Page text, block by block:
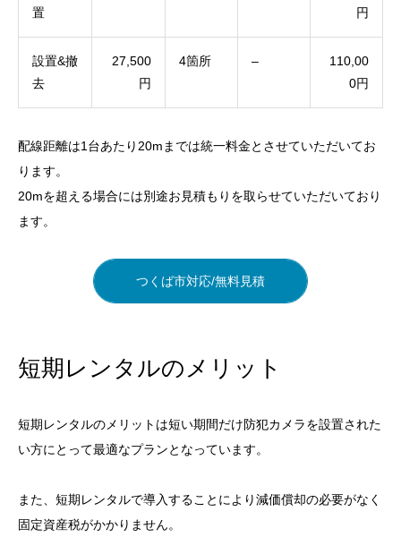
置
円
設置&撤
去
27,500
円
4箇所 –
110,00
0円
配線距離は1台あたり20mまでは統一料金とさせていただいてお
ります。
20mを超える場合には別途お見積もりを取らせていただいており
ます。
つくば市対応/無料見積
短期レンタルのメリット
短期レンタルのメリットは短い期間だけ防犯カメラを設置された
い方にとって最適なプランとなっています。
また、短期レンタルで導入することにより減価償却の必要がなく
固定資産税がかかりません。
目次
料金例・導入プラン